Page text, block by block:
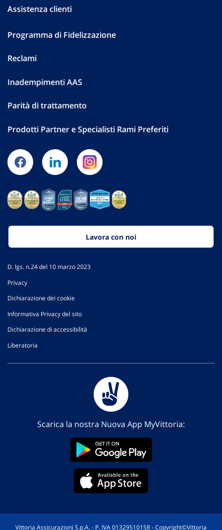
Assistenza clienti
Programma di Fidelizzazione
Reclami
Inadempimenti AAS
Parità di trattamento
Prodotti Partner e Specialisti Rami Preferiti
Lavora con noi
D. lgs. n.24 del 10 marzo 2023
Privacy
Dichiarazione dei cookie
Informativa Privacy del sito
Dichiarazione di accessibilità
Liberatoria
Scarica la nostra Nuova App MyVittoria:
Vittoria Assicurazioni S.p.A. - P. IVA 01329510158 - Copyright©Vittoria